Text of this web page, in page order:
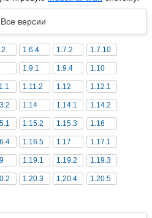
Все версии
1.6.4 1.7.2 1.7.10
1.9.1 1.9.4 1.10
1.11.2 1.12 1.12.1
1.14 1.14.1 1.14.2
1.15.2 1.15.3 1.16
1.16.5 1.17 1.17.1
1.19.1 1.19.2 1.19.3
1.20.3 1.20.4 1.20.5